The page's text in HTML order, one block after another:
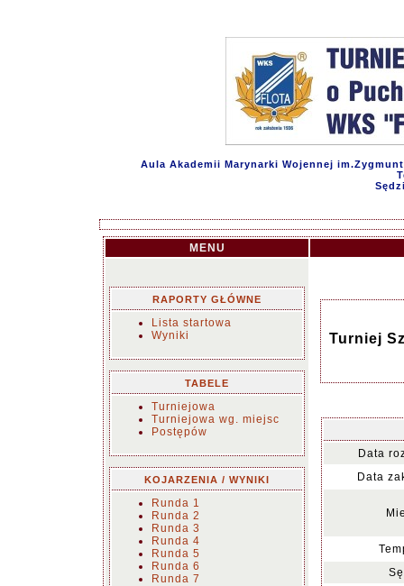
Aula Akademii Marynarki Wojennej
MENU
RAPORTY GŁÓWNE
Lista startowa
Wyniki
TABELE
Turniejowa
Turniejowa wg. miejsc
Postępów
KOJARZENIA / WYNIKI
Runda 1
Runda 2
Runda 3
Runda 4
Runda 5
Runda 6
Runda 7
Turniej
Data
Data